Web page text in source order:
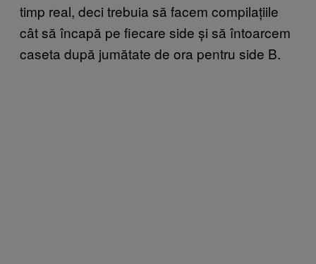
timp real, deci trebuia să facem compilațiile
cât să încapă pe fiecare side și să întoarcem
caseta după jumătate de ora pentru side B.